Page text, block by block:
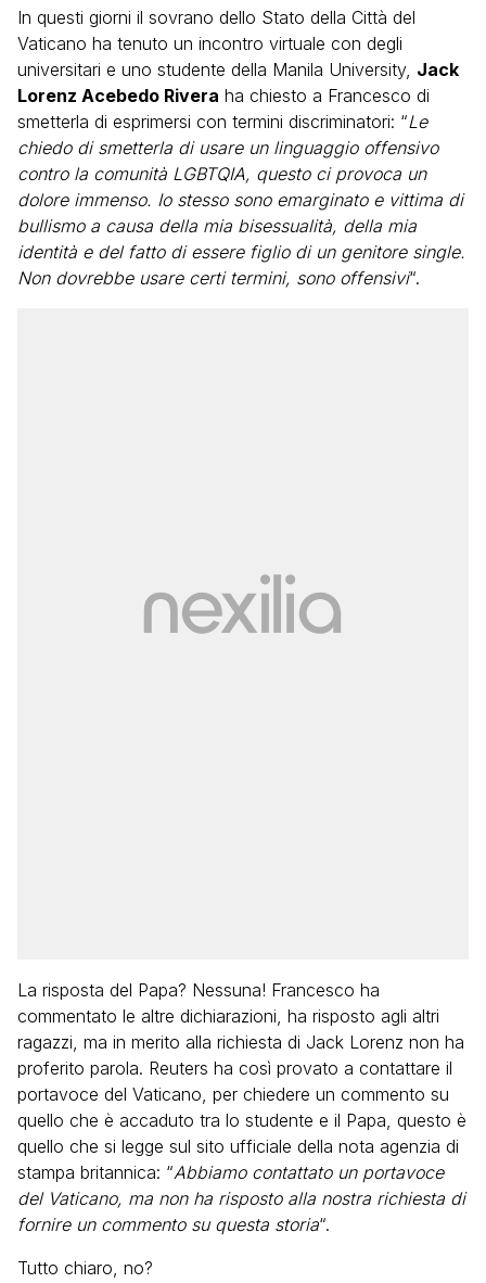
In questi giorni il sovrano dello Stato della Città del
Vaticano ha tenuto un incontro virtuale con degli
universitari e uno studente della Manila University, Jack
Lorenz Acebedo Rivera ha chiesto a Francesco di
smetterla di esprimersi con termini discriminatori: “Le
chiedo di smetterla di usare un linguaggio offensivo
contro la comunità LGBTQIA, questo ci provoca un
dolore immenso. Io stesso sono emarginato e vittima di
bullismo a causa della mia bisessualità, della mia
identità e del fatto di essere figlio di un genitore single.
Non dovrebbe usare certi termini, sono offensivi“.
La risposta del Papa? Nessuna! Francesco ha
commentato le altre dichiarazioni, ha risposto agli altri
ragazzi, ma in merito alla richiesta di Jack Lorenz non ha
proferito parola. Reuters ha così provato a contattare il
portavoce del Vaticano, per chiedere un commento su
quello che è accaduto tra lo studente e il Papa, questo è
quello che si legge sul sito ufficiale della nota agenzia di
stampa britannica: “Abbiamo contattato un portavoce
del Vaticano, ma non ha risposto alla nostra richiesta di
fornire un commento su questa storia“.
Tutto chiaro, no?